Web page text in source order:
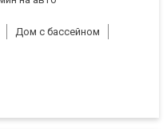
Дом с бассейном